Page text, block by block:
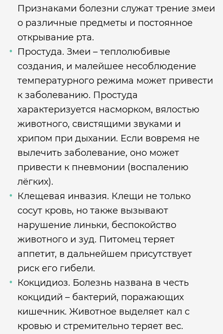
Признаками болезни служат трение змеи
о различные предметы и постоянное
открывание рта.
Простуда. Змеи – теплолюбивые
создания, и малейшее несоблюдение
температурного режима может привести
к заболеванию. Простуда
характеризуется насморком, вялостью
животного, свистящими звуками и
хрипом при дыхании. Если вовремя не
вылечить заболевание, оно может
привести к пневмонии (воспалению
лёгких).
Клещевая инвазия. Клещи не только
сосут кровь, но также вызывают
нарушение линьки, беспокойство
животного и зуд. Питомец теряет
аппетит, в дальнейшем присутствует
риск его гибели.
Кокцидиоз. Болезнь названа в честь
кокцидий – бактерий, поражающих
кишечник. Животное выделяет кал с
кровью и стремительно теряет вес.